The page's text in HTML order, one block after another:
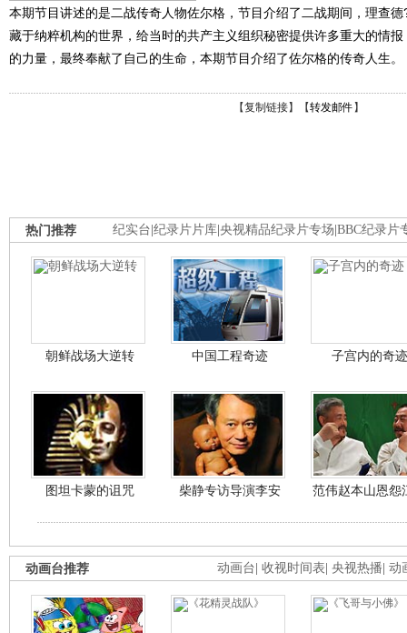
本期节目讲述的是二战传奇人物佐尔格，节目介绍了二战期间，理查
藏于纳粹机构的世界，给当时的共产主义组织秘密提供许多重大的情
的力量，最终奉献了自己的生命，本期节目介绍了佐尔格的传奇人生。
【复制链接】【转发邮件 】
纪实台 纪录片片库 央视精品纪录片专场 BBC纪录片
热门推荐
朝鲜战场大逆转 中国工程奇迹 子宫内的奇迹
图坦卡蒙的诅咒 柴静专访导演李安 范伟赵本山恩怨
动画台 收视时间表 央视热播 动
动画台推荐